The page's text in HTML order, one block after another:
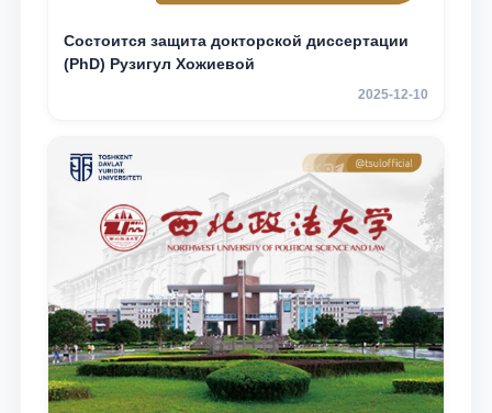
Состоится защита докторской диссертации
(PhD) Рузигул Xoжиевой
2025-12-10